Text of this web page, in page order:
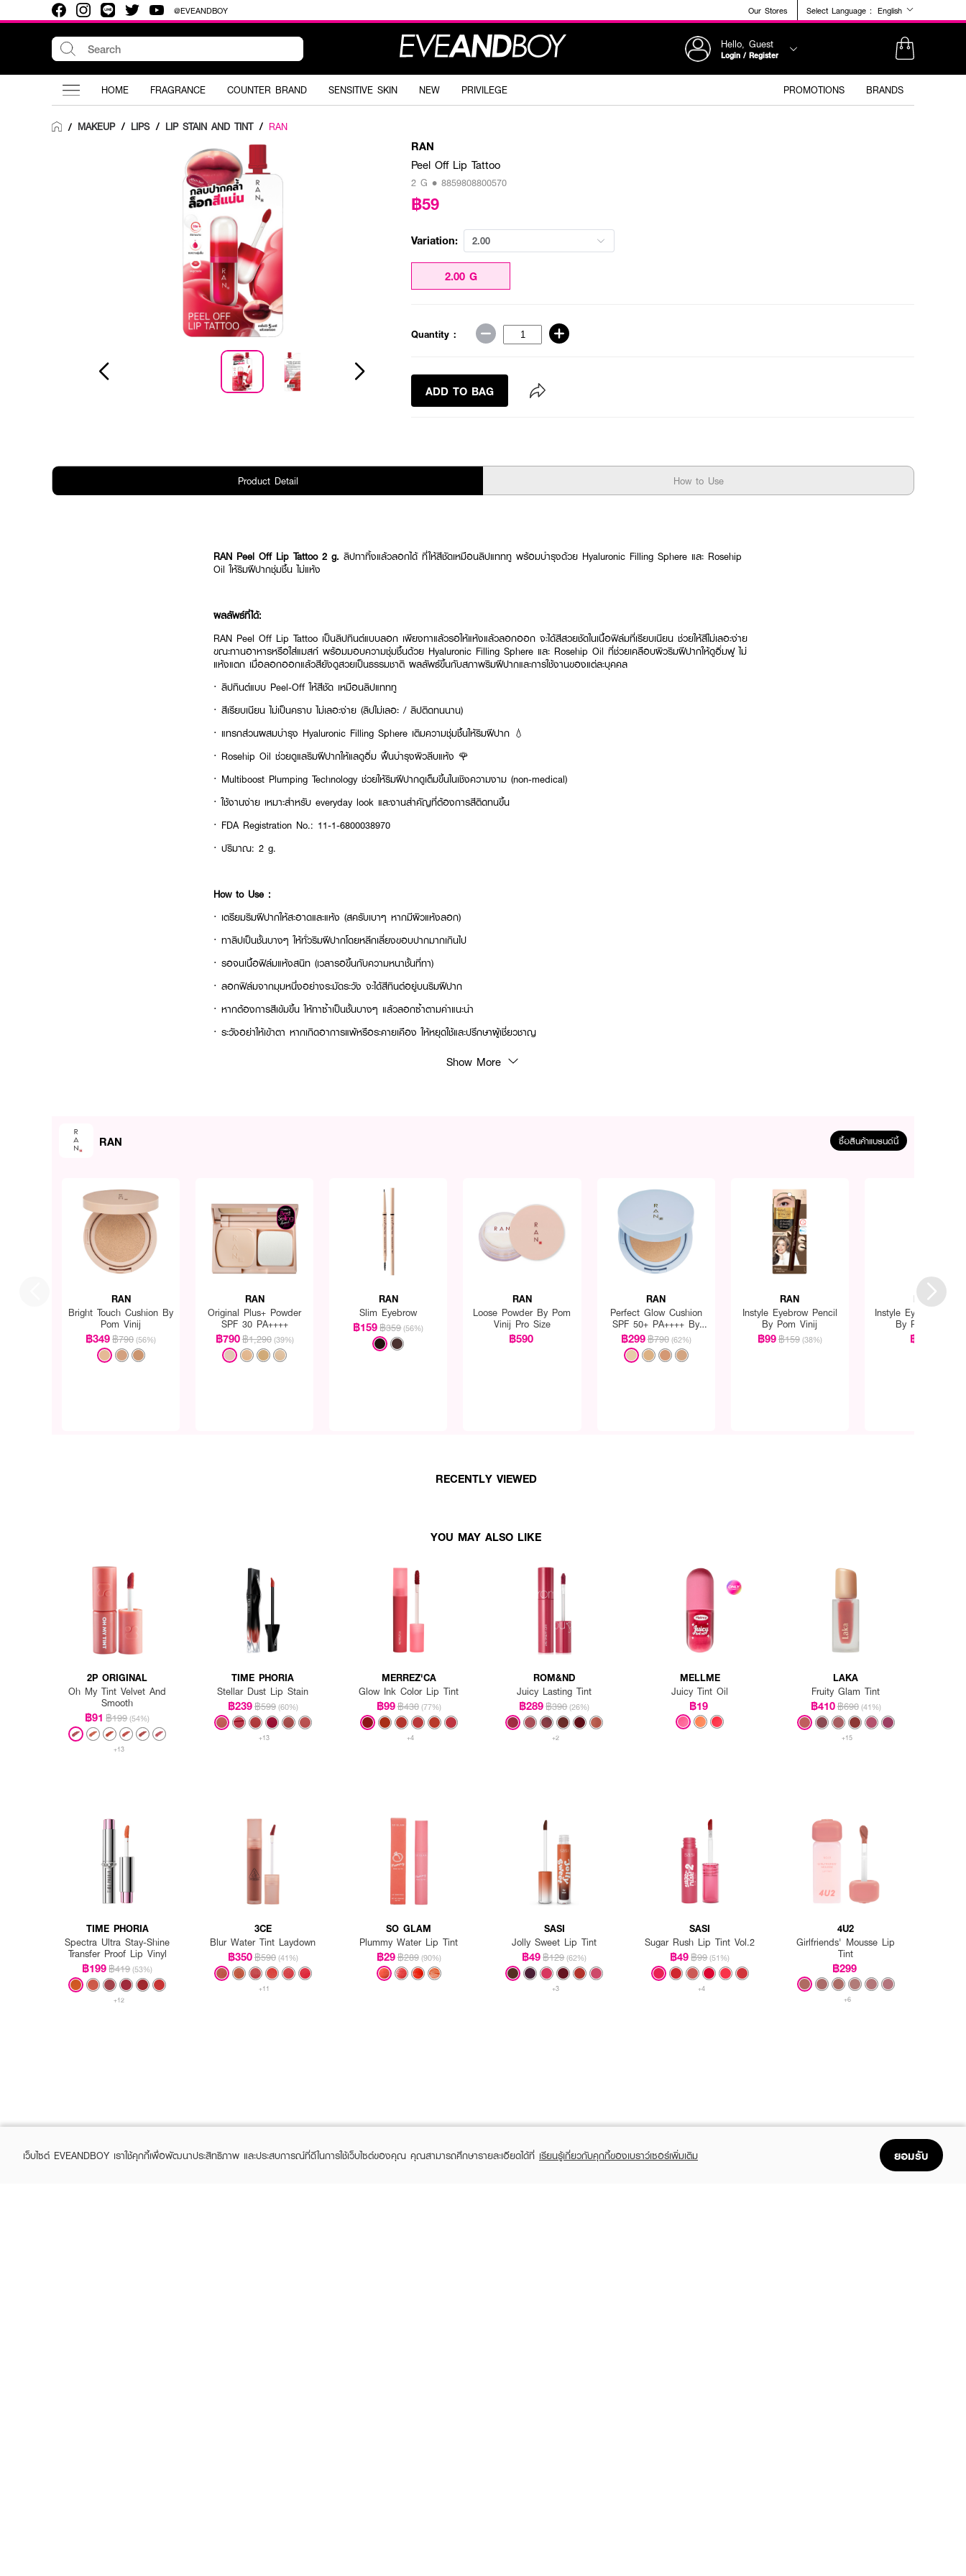
@EVEANDBOY Our Stores Select Language : English
Hello, Guest
Login / Register
HOME FRAGRANCE COUNTER BRAND SENSITIVE SKIN NEW PRIVILEGE PROMOTIONS BRANDS
/ MAKEUP / LIPS / LIP STAIN AND TINT / RAN
RAN
Peel Off Lip Tattoo
2 G • 8859808800570
฿59
Variation: 2.00
2.00 G
Quantity :
ADD TO BAG
Product Detail How to Use
RAN Peel Off Lip Tattoo 2 g. ลิปทาทิ้งแล้วลอกได้ ที่ให้สีชัดเหมือนลิปแทททู พร้อมบำรุงด้วย Hyaluronic Filling Sphere และ Rosehip
Oil ให้ริมฝีปากชุ่มชื้น ไม่แห้ง
ผลลัพธ์ที่ได้:
RAN Peel Off Lip Tattoo เป็นลิปทินต์แบบลอก เพียงทาแล้วรอให้แห้งแล้วลอกออก จะได้สีสวยชัดในเนื้อฟิล์มที่เรียบเนียน ช่วยให้สีไม่เลอะง่าย
ขณะทานอาหารหรือใส่แมสก์ พร้อมมอบความชุ่มชื้นด้วย Hyaluronic Filling Sphere และ Rosehip Oil ที่ช่วยเคลือบผิวริมฝีปากให้ดูอิ่มฟู ไม่
แห้งแตก เมื่อลอกออกแล้วสียังดูสวยเป็นธรรมชาติ ผลลัพธ์ขึ้นกับสภาพริมฝีปากและการใช้งานของแต่ละบุคคล
· ลิปทินต์แบบ Peel‑Off ให้สีชัด เหมือนลิปแทททู
· สีเรียบเนียน ไม่เป็นคราบ ไม่เลอะง่าย (ลิปไม่เลอะ / ลิปติดทนนาน)
· แทรกส่วนผสมบำรุง Hyaluronic Filling Sphere เติมความชุ่มชื้นให้ริมฝีปาก 💧
· Rosehip Oil ช่วยดูแลริมฝีปากให้แลดูอิ่ม ฟื้นบำรุงผิวลีบแห้ง 🌹
· Multiboost Plumping Technology ช่วยให้ริมฝีปากดูเต็มขึ้นในเชิงความงาม (non‑medical)
· ใช้งานง่าย เหมาะสำหรับ everyday look และงานสำคัญที่ต้องการสีติดทนขึ้น
· FDA Registration No.: 11-1-6800038970
· ปริมาณ: 2 g.
How to Use :
· เตรียมริมฝีปากให้สะอาดและแห้ง (สครับเบาๆ หากมีผิวแห้งลอก)
· ทาลิปเป็นชั้นบางๆ ให้ทั่วริมฝีปากโดยหลีกเลี่ยงขอบปากมากเกินไป
· รอจนเนื้อฟิล์มแห้งสนิท (เวลารอขึ้นกับความหนาชั้นที่ทา)
· ลอกฟิล์มจากมุมหนึ่งอย่างระมัดระวัง จะได้สีทินต์อยู่บนริมฝีปาก
· หากต้องการสีเข้มขึ้น ให้ทาซ้ำเป็นชั้นบางๆ แล้วลอกซ้ำตามคำแนะนำ
· ระวังอย่าให้เข้าตา หากเกิดอาการแพ้หรือระคายเคือง ให้หยุดใช้และปรึกษาผู้เชี่ยวชาญ
Show More
RAN ซื้อสินค้าแบรนด์นี้
RAN
Bright Touch Cushion By
Pom Vinij
฿349฿790 (56%)
RAN
Original Plus+ Powder
SPF 30 PA++++
฿790฿1,290 (39%)
RAN
Slim Eyebrow
฿159฿359 (56%)
RAN
Loose Powder By Pom
Vinij Pro Size
฿590
RAN
Perfect Glow Cushion
SPF 50+ PA++++ By
Pom Vinij
฿299฿790 (62%)
RAN
Instyle Eyebrow Pencil
By Pom Vinij
฿99฿159 (38%)
RAN
Instyle Eyeblow
By Pom Vinij
฿159
RECENTLY VIEWED
YOU MAY ALSO LIKE
2P ORIGINAL
Oh My Tint Velvet And
Smooth
฿91 ฿199 (54%)
+13
TIME PHORIA
Stellar Dust Lip Stain
฿239฿599 (60%)
+13
MERREZ'CA
Glow Ink Color Lip Tint
฿99฿430 (77%)
+4
ROM&ND
Juicy Lasting Tint
฿289฿390 (26%)
+2
MELLME
Juicy Tint Oil
฿19
LAKA
Fruity Glam Tint
฿410฿690 (41%)
+15
TIME PHORIA
Spectra Ultra Stay-Shine
Transfer Proof Lip Vinyl
฿199฿419 (53%)
+12
3CE
Blur Water Tint Laydown
฿350฿590 (41%)
+11
SO GLAM
Plummy Water Lip Tint
฿29฿289 (90%)
SASI
Jolly Sweet Lip Tint
฿49฿129 (62%)
+3
SASI
Sugar Rush Lip Tint Vol.2
฿49฿99 (51%)
+4
4U2
Girlfriends' Mousse Lip
Tint
฿299
+6
เว็บไซต์ EVEANDBOY เราใช้คุกกี้เพื่อพัฒนาประสิทธิภาพ และประสบการณ์ที่ดีในการใช้เว็บไซต์ของคุณ คุณสามารถศึกษารายละเอียดได้ที่ เรียนรู้เกี่ยวกับคุกกี้ของเบราว์เซอร์เพิ่มเติม ยอมรับ